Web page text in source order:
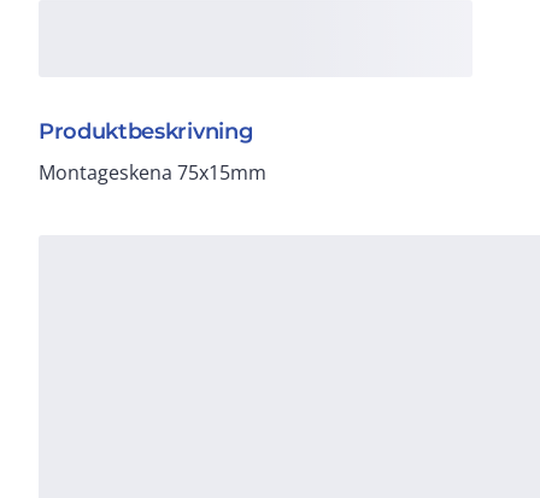
Produktbeskrivning
Montageskena 75x15mm